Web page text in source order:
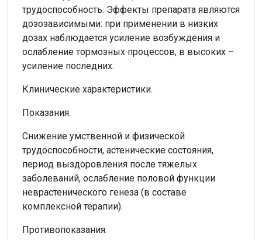
трудоспособность. Эффекты препарата являются
дозозависимыми: при применении в низких
дозах наблюдается усиление возбуждения и
ослабление тормозных процессов, в высоких –
усиление последних.
Клинические характеристики.
Показания.
Снижение умственной и физической
трудоспособности, астенические состояния,
период выздоровления после тяжелых
заболеваний, ослабление половой функции
неврастенического генеза (в составе
комплексной терапии).
Противопоказания.